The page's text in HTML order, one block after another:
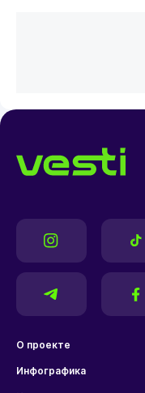
О проекте
Инфографика